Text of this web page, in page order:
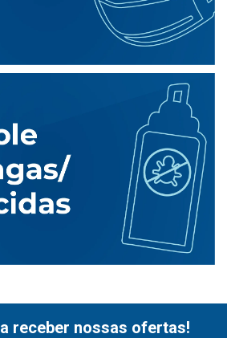
receber nossas ofertas!